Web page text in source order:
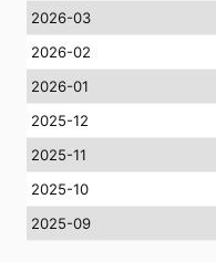
2026-03
2026-02
2026-01
2025-12
2025-11
2025-10
2025-09